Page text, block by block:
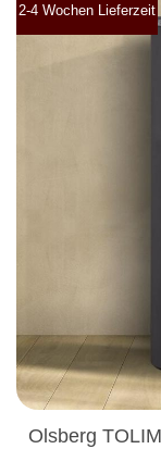
2-4 Wochen Lieferzeit
Olsberg